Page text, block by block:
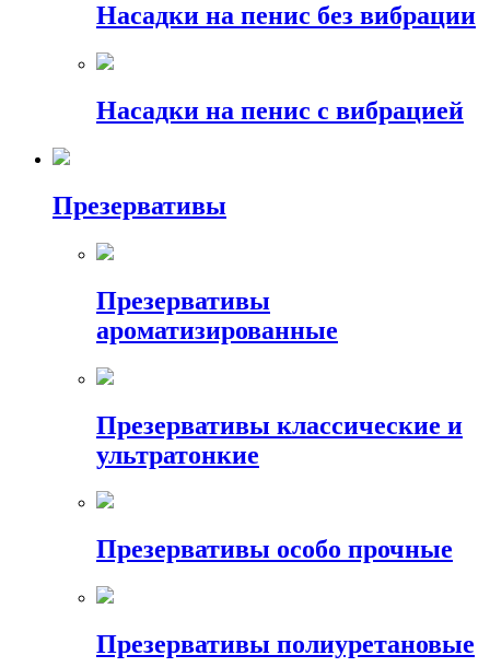
Насадки на пенис без вибрации
Насадки на пенис с вибрацией
Презервативы
Презервативы
ароматизированные
Презервативы классические и
ультратонкие
Презервативы особо прочные
Презервативы полиуретановые